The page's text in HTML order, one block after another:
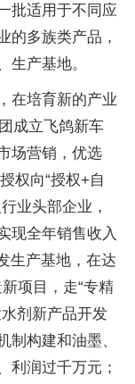
批适用于不同应
的多族类产品，
生产基地。
在培育新的产业
成立飞鸽新车
场营销，优选
权向“授权+自
业头部企业，
现全年销售收入
生产基地，在达
项目，走“专精
剂新产品开发
制构建和油墨、
利润过千万元；